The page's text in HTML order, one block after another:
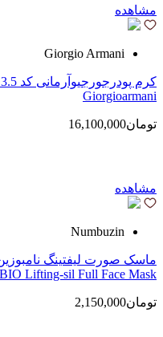
مشاهده
Giorgio Armani
Giorgioarmani
تومان16,100,000
مشاهده
Numbuzin
Lifting-sil Full Face Mask
تومان2,150,000